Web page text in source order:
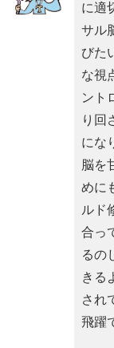
に適
サル
びた
な視
ント
り回
にな
脳を
めに
ルド
合っ
るの
きる
され
飛躍